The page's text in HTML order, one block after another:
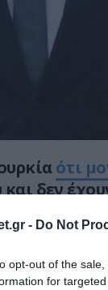
- Do Not
opt-out of the
for
ότι
δεν
τη
Summit